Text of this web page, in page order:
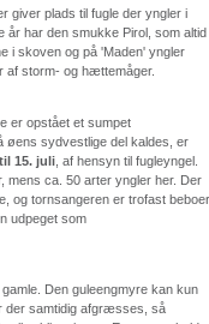
giver plads til fugle der yngler i
har den smukke Pirol, som altid
i skoven og på 'Maden' yngler
af storm- og hættemåger.
er opstået et sumpet
øens sydvestlige del kaldes, er
15. juli , af hensyn til fugleyngel.
ca. 50 arter yngler her. Der
og tornsangeren er trofast beboer
udpeget som
Den guleengmyre kan kun
der samtidig afgræsses, så